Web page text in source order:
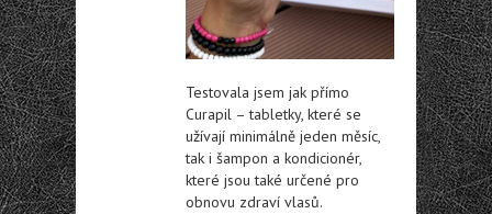
Testovala jsem jak přímo
Curapil – tabletky, které se
užívají minimálně jeden měsíc,
tak i šampon a kondicionér,
které jsou také určené pro
obnovu zdraví vlasů.